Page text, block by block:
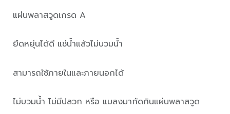
แผ่นพลาสวูดเกรด A
ยืดหยุ่นได้ดี แช่น้ำแล้วไม่บวมน้ำ
สามารถใช้ภายในและภายนอกได้
ไม่บวมน้ำ ไม่มีปลวก หรือ แมลงมากัดกินแผ่นพลาสวูด